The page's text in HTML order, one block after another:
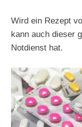
Wird ein Rezept
kann auch dieser
Notdienst hat.